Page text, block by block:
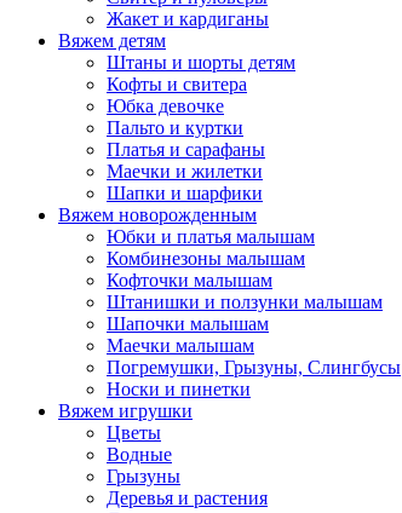
Жакет и кардиганы
Вяжем детям
Штаны и шорты детям
Кофты и свитера
Юбка девочке
Пальто и куртки
Платья и сарафаны
Маечки и жилетки
Шапки и шарфики
Вяжем новорожденным
Юбки и платья малышам
Комбинезоны малышам
Кофточки малышам
Штанишки и ползунки малышам
Шапочки малышам
Маечки малышам
Погремушки, Грызуны, Слингбусы
Носки и пинетки
Вяжем игрушки
Цветы
Водные
Грызуны
Деревья и растения